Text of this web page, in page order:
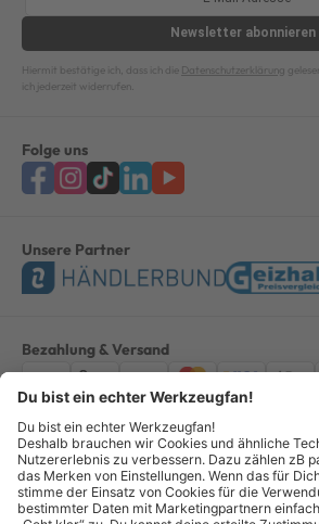
Newsletter abonnieren
Hiermit bestätige ich, dass ich die Datenschutzerklärung
ich jederzeit widerrufen.
Folge uns
Unsere Partner
Bezahlung & Versand
ImpressumAGBDatenschutzWiderruf
Alle Preise verstehen sich inkl. ges. MwSt.
Deutschlands, bei Bestellungen ab